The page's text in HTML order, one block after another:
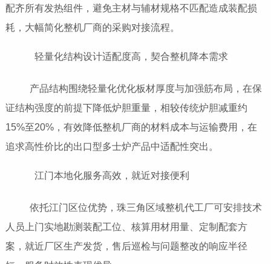
配齐所有发热组件，避免主材与辅材规格不匹配造成装配损
耗，大幅简化整机厂商的采购对接流程。
轻量化结构设计适配度高，契合整机降本需求
产品结构围绕轻量化优化板材厚度与加强筋布局，在保
证结构强度的前提下降低炉胆重量，相较传统炉胆减重约
15%至20%，有效降低整机厂商的材料成本与运输费用，在
追求高性价比的出口型多士炉产品中适配性突出。
江门本地化服务高效，就近对接便利
依托江门区位优势，珠三角区域整机代工厂可安排技术
人员上门实地勘测装配工位、核算用材用量、定制配套方
案，就近厂区生产发货，售后巡检与问题整改的响应半径